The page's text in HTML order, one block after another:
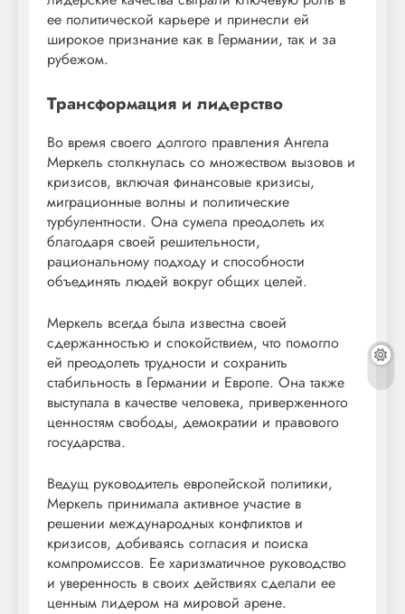
ее политической карьере и принесли ей
широкое признание как в Германии, так и за
рубежом.
Трансформация и лидерство
Во время своего долгого правления Ангела
Меркель столкнулась со множеством вызовов и
кризисов, включая финансовые кризисы,
миграционные волны и политические
турбулентности. Она сумела преодолеть их
благодаря своей решительности,
рациональному подходу и способности
объединять людей вокруг общих целей.
Меркель всегда была известна своей
сдержанностью и спокойствием, что помогло
ей преодолеть трудности и сохранить
стабильность в Германии и Европе. Она также
выступала в качестве человека, приверженного
ценностям свободы, демократии и правового
государства.
Ведущ руководитель европейской политики,
Меркель принимала активное участие в
решении международных конфликтов и
кризисов, добиваясь согласия и поиска
компромиссов. Ее харизматичное руководство
и уверенность в своих действиях сделали ее
ценным лидером на мировой арене.